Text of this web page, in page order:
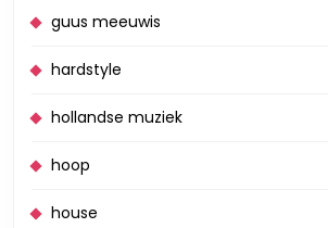
guus meeuwis
hardstyle
hollandse muziek
hoop
house